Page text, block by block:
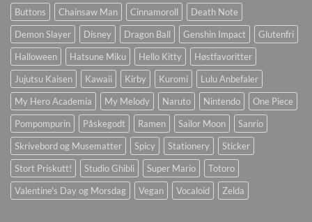
Buttons
Chainsaw Man Cinnamoroll
Death Note
Demon Slayer
Disney Dragon Ball Genshin Impact
Glutenfri
Halloween
Hatsune Miku Hello Kitty
Høstfavoritter
Jujutsu Kaisen
Kawaii Kirby Kuromi
Lulu Anbefaler
My Hero Academia
My Melody Naruto Nintendo
One Piece
Pompompurin
Påskegodt Ramen Sailor Moon
Sanrio
Skrivebord og Musematter
Spicy Stationery
Sticker
Stort Priskutt!
Studio Ghibli Super Mario
Totoro
Valentine's Day og Morsdag
Vegan Vocaloid Zelda